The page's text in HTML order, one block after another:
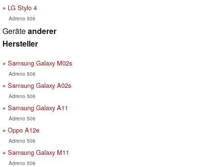
LG Stylo 4
Adreno 506
Geräteanderer
Hersteller
Samsung Galaxy M02s
Adreno 506
Samsung Galaxy A02s
Adreno 506
Samsung Galaxy A11
Adreno 506
Oppo A12e
Adreno 506
Samsung Galaxy M11
Adreno 506